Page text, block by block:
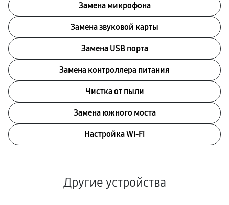
Замена микрофона
Замена звуковой карты
Замена USB порта
Замена контроллера питания
Чистка от пыли
Замена южного моста
Настройка Wi-Fi
Другие устройства